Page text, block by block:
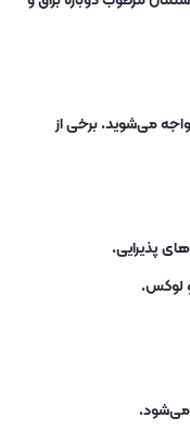
می‌شوید. برخی از
پذیرایی.
لوکس.
می‌شود.